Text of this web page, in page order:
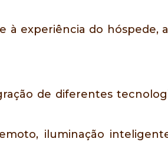
à experiência do hóspede,
de diferentes
iluminação